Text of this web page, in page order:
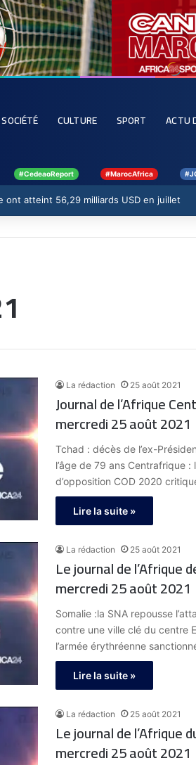
SOCIÉTÉ CULTURE SPORT ACTU
#CedeaoReport #MarocAfrica
ont atteint 56,29 milliards USD en juillet
La rédaction 25 août 2021
Journal de l’Afrique
mercredi 25 août 2021
Tchad : décès de l’ex-
l’âge de 79 ans Centrafrique
d’opposition COD 2020
Lire la suite »
La rédaction 25 août 2021
Le journal de l’Afrique
mercredi 25 août 2021
Somalie :la SNA repousse
contre une ville clé du centre
l’armée érythréenne
Lire la suite »
La rédaction 25 août 2021
Le journal de l’Afrique
mercredi 25 août 2021